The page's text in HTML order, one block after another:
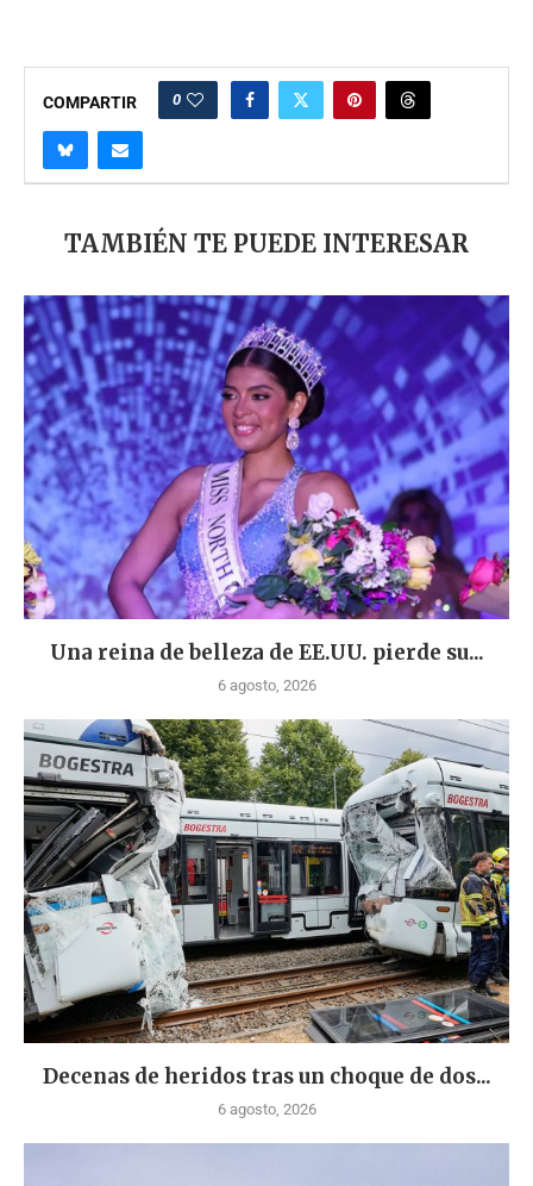
COMPARTIR 0
TAMBIÉN TE PUEDE INTERESAR
Una reina de belleza de EE.UU. pierde su...
6 agosto, 2026
Decenas de heridos tras un choque de dos...
6 agosto, 2026